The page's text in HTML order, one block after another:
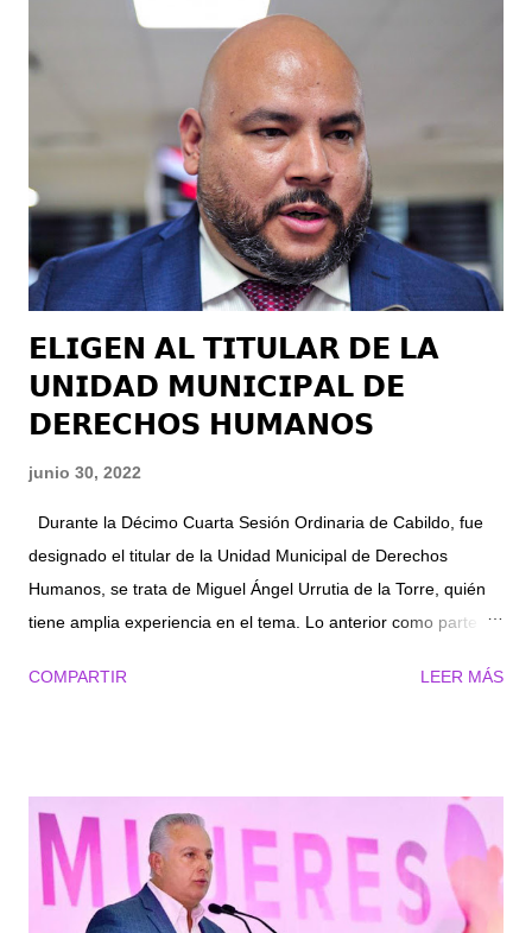
tenido la Administración del alcalde Román Alberto Cepeda
González, muestra de la confianza de la ciudadanía en su
gobierno. Por su parte el regidor Felipe Eduardo González
Miranda reconoció el trabajo realizado por el Tesorero Óscar
Luján, del que dijo está notándose por la disciplina en el
manejo de las finanzas municipales. Así como a la política
pública que tiene el Alcalde, quien prioriza el orden en la
administración y se manifiesta en temas...
𝗘𝗟𝗜𝗚𝗘𝗡 𝗔𝗟 𝗧𝗜𝗧𝗨𝗟𝗔𝗥 𝗗𝗘 𝗟𝗔
𝗨𝗡𝗜𝗗𝗔𝗗 𝗠𝗨𝗡𝗜𝗖𝗜𝗣𝗔𝗟 𝗗𝗘
𝗗𝗘𝗥𝗘𝗖𝗛𝗢𝗦 𝗛𝗨𝗠𝗔𝗡𝗢𝗦
junio 30, 2022
Durante la Décimo Cuarta Sesión Ordinaria de Cabildo, fue
designado el titular de la Unidad Municipal de Derechos
Humanos, se trata de Miguel Ángel Urrutia de la Torre, quién
tiene amplia experiencia en el tema. Lo anterior como parte
unanimidad el dictamen de la Comisión de Derechos Humanos
Natalia Fernández, quien llevó a cabo el proceso de votación
en el cual resultó electo por unanimidad, Urrutia de la Torre. El
nuevo titular de la Unidad Municipal, es licenciado en derecho,
por la Universidad Iberoamericana Plantel Torreón y se ha
COMPARTIR LEER MÁS